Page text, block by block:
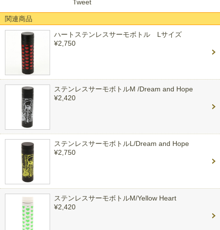
Tweet
関連商品
ハートステンレスサーモボトル Lサイズ
¥2,750
ステンレスサーモボトルM /Dream and Hope
¥2,420
ステンレスサーモボトルL/Dream and Hope
¥2,750
ステンレスサーモボトルM/Yellow Heart
¥2,420